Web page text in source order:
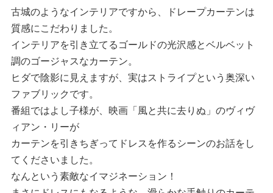
古城のようなインテリアですから、ドレープカーテンは
質感にこだわりました。
インテリアを引き立てるゴールドの光沢感とベルベット
調のゴージャスなカーテン。
ヒダで陰影に見えますが、実はストライプという奥深い
ファブリックです。
番組ではよし子様が、映画「風と共に去りぬ」のヴィヴ
ィアン・リーが
カーテンを引きちぎってドレスを作るシーンのお話をし
てくださいました。
なんという素敵なイマジネーション！